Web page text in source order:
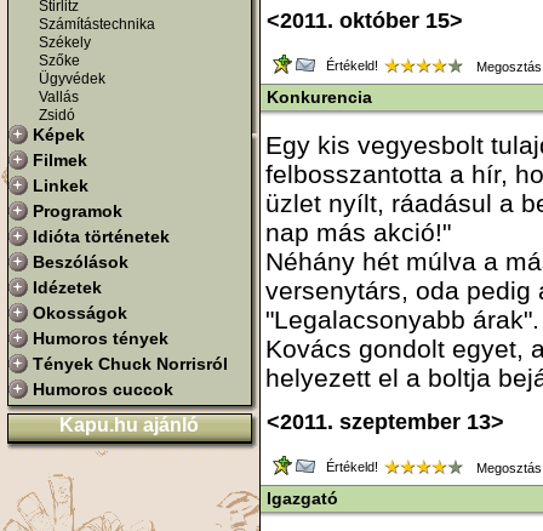
Stirlitz
Számítástechnika
Székely
Szőke
Ügyvédek
Vallás
Zsidó
Képek
Filmek
Linkek
Programok
Idióta történetek
Beszólások
Idézetek
Okosságok
Humoros tények
Tények Chuck Norrisról
Humoros cuccok
Kapu.hu ajánló
<2011. október 15>
Értékeld!
Konkurencia
Egy kis vegyesbolt
felbosszantotta a hír,
üzlet nyílt, ráadásul a
nap más akció!"
Néhány hét múlva a
versenytárs, oda pedig
"Legalacsonyabb árak".
Kovács gondolt egyet,
helyezett el a boltja
<2011. szeptember 13>
Értékeld!
Igazgató